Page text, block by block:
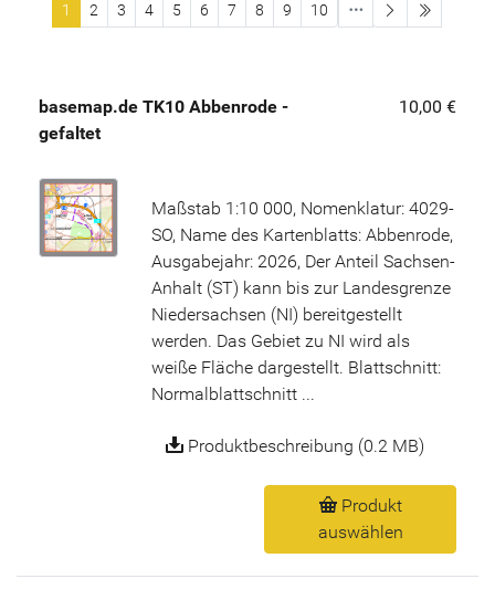
1 2 3 4 5 6 7 8 9 10
basemap.de TK10 Abbenrode -
gefaltet
10,00 €
Maßstab 1:10 000, Nomenklatur: 4029-
SO, Name des Kartenblatts: Abbenrode,
Ausgabejahr: 2026, Der Anteil Sachsen-
Anhalt (ST) kann bis zur Landesgrenze
Niedersachsen (NI) bereitgestellt
werden. Das Gebiet zu NI wird als
weiße Fläche dargestellt. Blattschnitt:
Normalblattschnitt ...
Produktbeschreibung (0.2 MB)
Produkt
auswählen